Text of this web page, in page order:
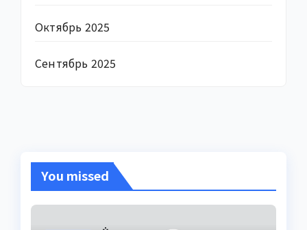
Октябрь 2025
Сентябрь 2025
You missed